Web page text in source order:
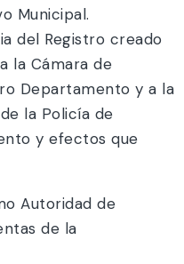
Municipal.
del Registro creado
la Cámara de
Departamento y a la
la Policía de
y efectos que
Autoridad de
de la